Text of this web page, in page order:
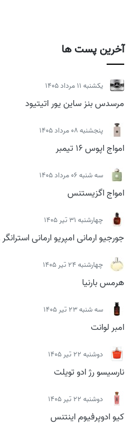
آخرین پست ها
يكشنبه 11 مرداد 1405
مرسدس بنز ساین یور اتیتیود
پنجشنبه 08 مرداد 1405
امواج اپوس 16 تیمبر
سه شنبه 06 مرداد 1405
امواج اگزیستنس
چهارشنبه 31 تیر 1405
جورجیو ارمانی امپریو ارمانی
چهارشنبه 24 تیر 1405
هرمس بارنیا
سه شنبه 23 تیر 1405
امبر لوانت
دوشنبه 22 تیر 1405
نارسیسو رژ ادو تویلت
دوشنبه 22 تیر 1405
کیو ادوپرفیوم اینتنس